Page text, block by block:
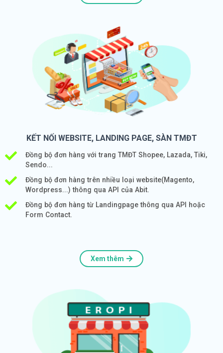
KẾT NỐI WEBSITE, LANDING PAGE, SÀN TMĐT
Đồng bộ đơn hàng với trang TMĐT Shopee, Lazada, Tiki,
Sendo...
Đồng bộ đơn hàng trên nhiều loại website(Magento,
Wordpress...) thông qua API của Abit.
Đồng bộ đơn hàng từ Landingpage thông qua API hoặc
Form Contact.
Xem thêm